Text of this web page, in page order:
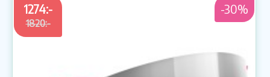
1274:-
1820:-
-30%